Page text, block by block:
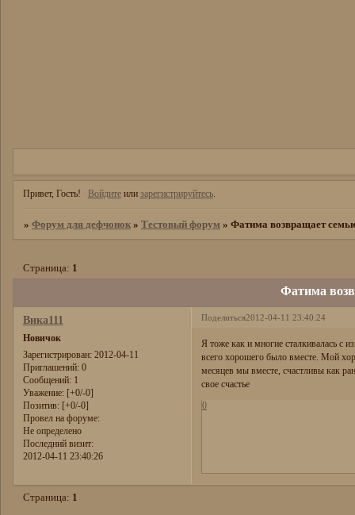
Привет, Гость! Войдитеили зарегистрируйтесь.
» Форум для дефчонок » Тестовый форум » Фатима возвращает
Фатима
Страница: 1
Поделиться2012-04-11 23:40:24
Вика111
Новичок
Зарегистрирован: 2012-04-11
Приглашений:0
Сообщений:1
Уважение: [+0/-0]
Позитив: [+0/-0]
Провел на форуме:
Не определено
Последний визит:
2012-04-11 23:40:26
Я тоже как и многие сталкивалась с
всего хорошего было вместе. Мой
месяцев мы вместе, счастливы как
свое счастье
0
Страница: 1